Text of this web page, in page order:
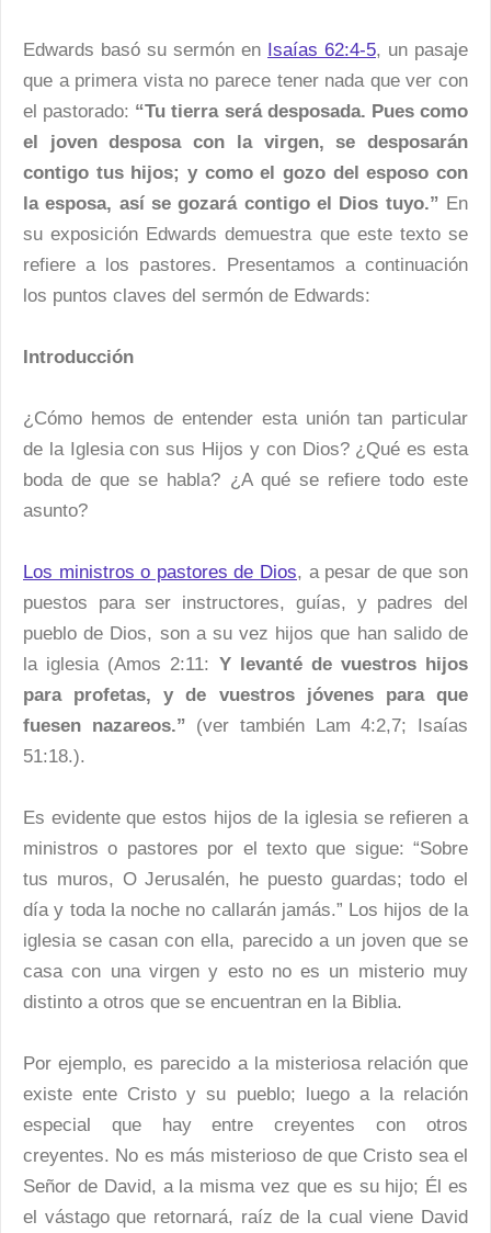
Edwards basó su sermón en Isaías 62:4-5, un pasaje
que a primera vista no parece tener nada que ver con
el pastorado: “Tu tierra será desposada. Pues como
el joven desposa con la virgen, se desposarán
contigo tus hijos; y como el gozo del esposo con
la esposa, así se gozará contigo el Dios tuyo.” En
su exposición Edwards demuestra que este texto se
refiere a los pastores. Presentamos a continuación
los puntos claves del sermón de Edwards:
Introducción
¿Cómo hemos de entender esta unión tan particular
de la Iglesia con sus Hijos y con Dios? ¿Qué es esta
boda de que se habla? ¿A qué se refiere todo este
asunto?
Los ministros o pastores de Dios, a pesar de que son
puestos para ser instructores, guías, y padres del
pueblo de Dios, son a su vez hijos que han salido de
la iglesia (Amos 2:11: Y levanté de vuestros hijos
para profetas, y de vuestros jóvenes para que
fuesen nazareos.” (ver también Lam 4:2,7; Isaías
51:18.).
Es evidente que estos hijos de la iglesia se refieren a
ministros o pastores por el texto que sigue: “Sobre
tus muros, O Jerusalén, he puesto guardas; todo el
día y toda la noche no callarán jamás.” Los hijos de la
iglesia se casan con ella, parecido a un joven que se
casa con una virgen y esto no es un misterio muy
distinto a otros que se encuentran en la Biblia.
Por ejemplo, es parecido a la misteriosa relación que
existe ente Cristo y su pueblo; luego a la relación
especial que hay entre creyentes con otros
creyentes. No es más misterioso de que Cristo sea el
Señor de David, a la misma vez que es su hijo; Él es
el vástago que retornará, raíz de la cual viene David